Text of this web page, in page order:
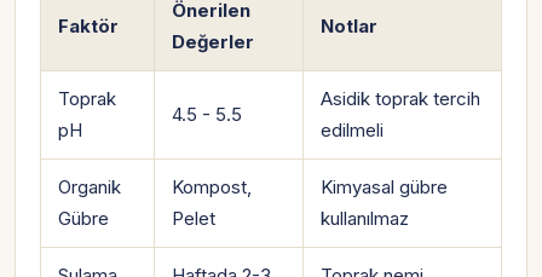
Faktör
Önerilen
Değerler
Notlar
Toprak
pH
4.5 - 5.5
Asidik toprak tercih
edilmeli
Organik
Gübre
Kompost,
Pelet
Kimyasal gübre
kullanılmaz